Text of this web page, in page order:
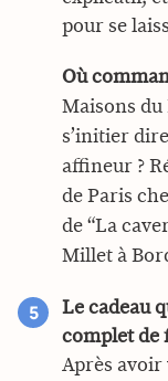
pour se
Où
Maisons du
s’initier
affineur ?
de Paris
de “La
Millet à
Le cadeau
complet de
Après avoir